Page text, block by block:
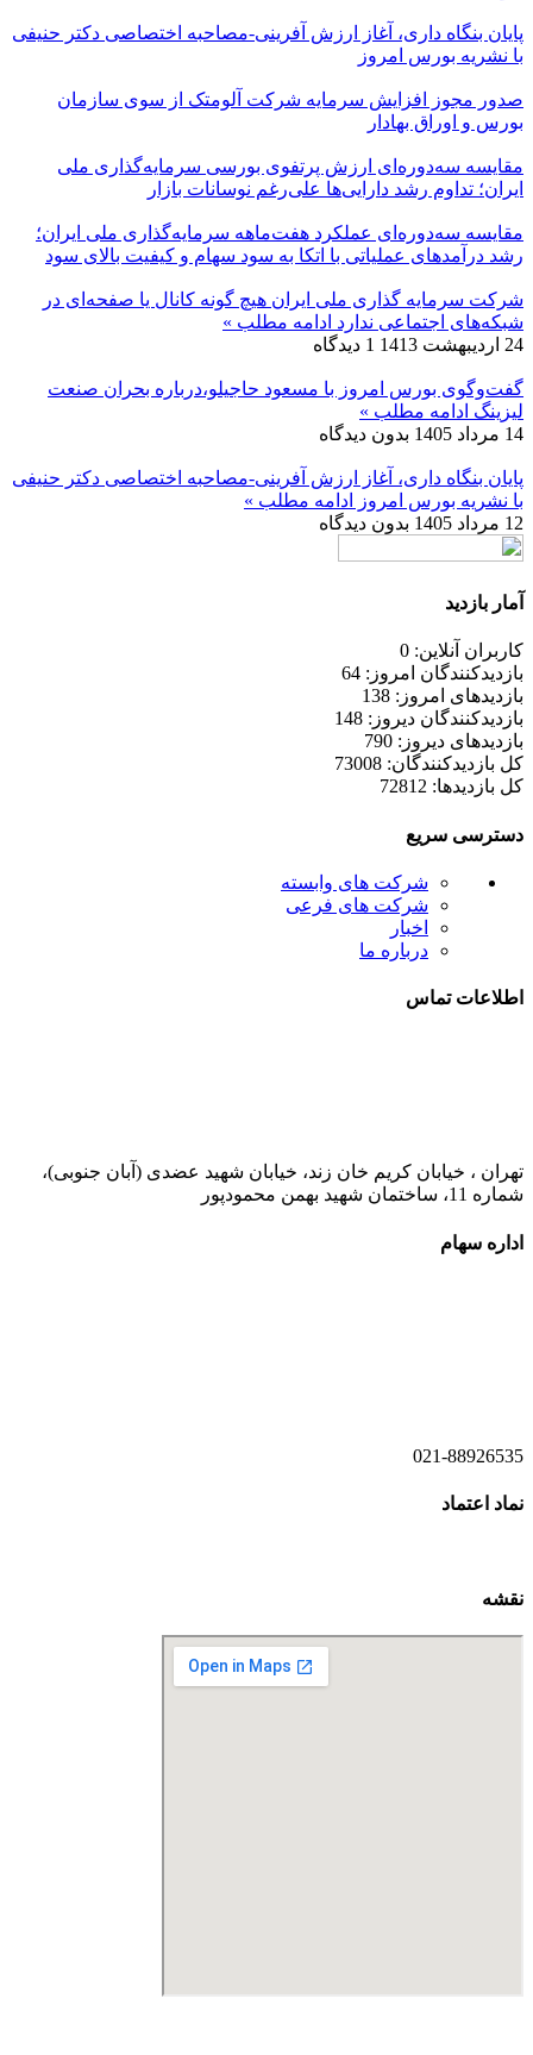
پایان بنگاه داری، آغاز ارزش آفرینی-مصاحبه اختصاصی دکتر حنیفی
با نشریه بورس امروز
صدور مجوز افزایش سرمایه شرکت آلومتک از سوی سازمان
بورس و اوراق بهادار
مقایسه سه‌دوره‌ای ارزش پرتفوی بورسی سرمایه‌گذاری ملی
ایران؛ تداوم رشد دارایی‌ها علی‌رغم نوسانات بازار
مقایسه سه‌دوره‌ای عملکرد هفت‌ماهه سرمایه‌گذاری ملی ایران؛
رشد درآمدهای عملیاتی با اتکا به سود سهام و کیفیت بالای سود
شرکت سرمایه گذاری ملی ایران هیچ گونه کانال یا صفحه‌ای در
شبکه‌های اجتماعی ندارد ادامه مطلب »
24 اردیبهشت 1413
1 دیدگاه
گفت‌وگوی بورس امروز با مسعود حاجیلو،درباره بحران صنعت
لیزینگ ادامه مطلب »
14 مرداد 1405
بدون دیدگاه
پایان بنگاه داری، آغاز ارزش آفرینی-مصاحبه اختصاصی دکتر حنیفی
با نشریه بورس امروز
ادامه مطلب »
12 مرداد 1405
بدون دیدگاه
آمار بازدید
کاربران آنلاین: 0
بازدیدکنندگان امروز: 64
بازدیدهای امروز: 138
بازدیدکنندگان دیروز: 148
بازدیدهای دیروز: 790
کل بازدیدکنند‌گان: 73008
کل بازدیدها: 72812
دسترسی سریع
شرکت های وابسته
شرکت های فرعی
اخبار
درباره ما
اطلاعات تماس
تهران ، خیابان کریم خان زند، خیابان شهید عضدی (آبان جنوبی)،
شماره 11، ساختمان شهید بهمن محمودپور
اداره سهام
021-88926535
نماد اعتماد
نقشه